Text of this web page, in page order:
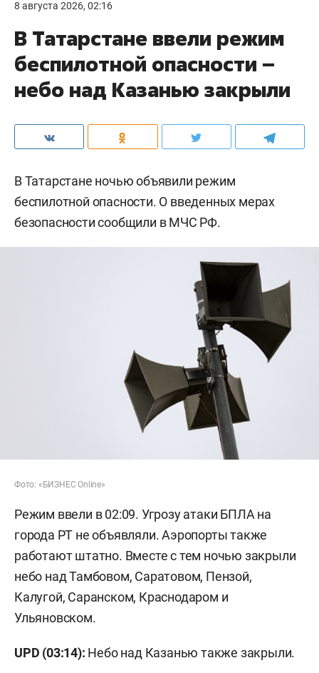
8 августа 2026, 02:16
В Татарстане ввели режим
беспилотной опасности –
небо над Казанью закрыли
В Татарстане ночью объявили режим
беспилотной опасности. О введенных мерах
безопасности сообщили в МЧС РФ.
Фото: «БИЗНЕС Online»
Режим ввели в 02:09. Угрозу атаки БПЛА на
города РТ не объявляли. Аэропорты также
работают штатно. Вместе с тем ночью закрыли
небо над Тамбовом, Саратовом, Пензой,
Калугой, Саранском, Краснодаром и
Ульяновском.
UPD (03:14): Небо над Казанью также закрыли.